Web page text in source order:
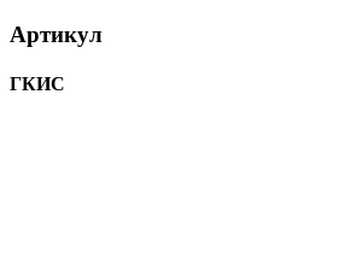
Артикул
ГКИС